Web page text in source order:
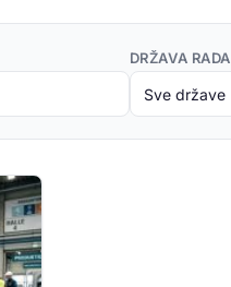
Najčešća Pitanja
Zakažite Sastanak
DRŽAVA RADA